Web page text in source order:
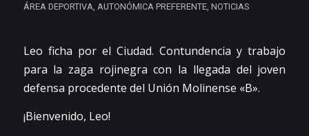
ÁREA DEPORTIVA AUTONÓMICA PREFERENTE, NOTICIAS
Leo ficha por el Ciudad. Contundencia y trabajo
para la zaga rojinegra con la llegada del joven
defensa procedente del Unión Molinense «B».
¡Bienvenido, Leo!